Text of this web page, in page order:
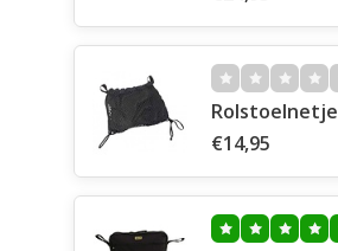
Rolstoelnetje
€14,95